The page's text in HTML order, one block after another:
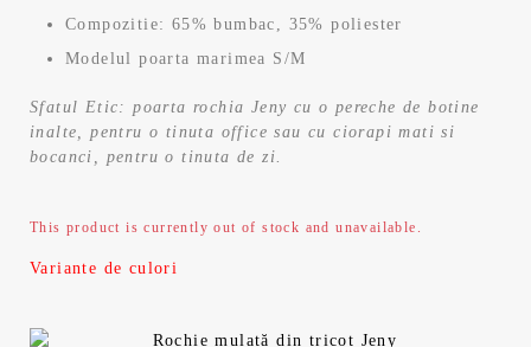
Compozitie: 65% bumbac, 35% poliester
Modelul poarta marimea S/M
Sfatul Etic: poarta rochia Jeny cu o pereche de botine
inalte, pentru o tinuta office sau cu ciorapi mati si
bocanci, pentru o tinuta de zi.
This product is currently out of stock and unavailable.
Variante de culori